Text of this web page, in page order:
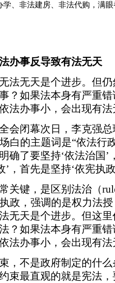
学、非法建房、非法代购，满
办事反导致有法无天
法无天是个进步。但
？如果法本身有严重
法办事小，会出现有
会闭幕次日，李克强
白的主题词是“依法行
确了要坚持‘依法治国’
’，首先是坚持‘依宪执
关键，是区别法治（
政，强调的是权力法
无天是个进步。但这
？如果法本身有严重
法办事小，会出现有
，不是政府制定的什
束最直观的就是宪法